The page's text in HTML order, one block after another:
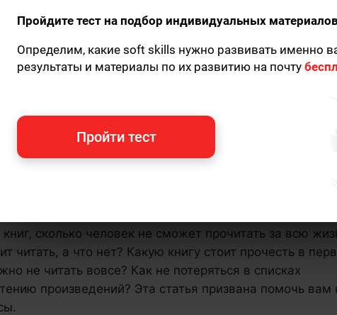
было написано огромное количество книг.
сколько человек не сможет прочитать за всю
читать, а что нет? Какую книгу стоит прочесть в
не читать вовсе? Как не потеряться в списках
произведений? Эта статья призвана помочь вам
Пройдите тест на подбор индивидуальных материалов
Определим, какие soft skills нужно развивать именно
результаты и материалы по их развитию на почту
Пройти тест